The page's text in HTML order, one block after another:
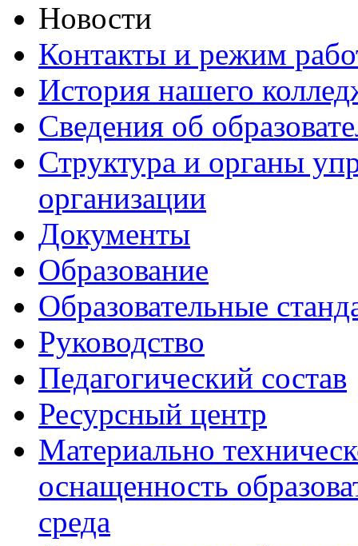
Новости
Контакты и режим
История нашего
Сведения об
Структура и органы
организации
Документы
Образование
Образовательные
Руководство
Педагогический состав
Ресурсный центр
Материально
оснащенность
среда